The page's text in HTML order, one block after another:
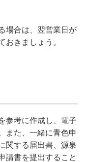
場合は、翌営業日が
おきましょう。
参考に作成し、電子
また、一緒に青色申
関する届出書、源泉
請書を提出すること